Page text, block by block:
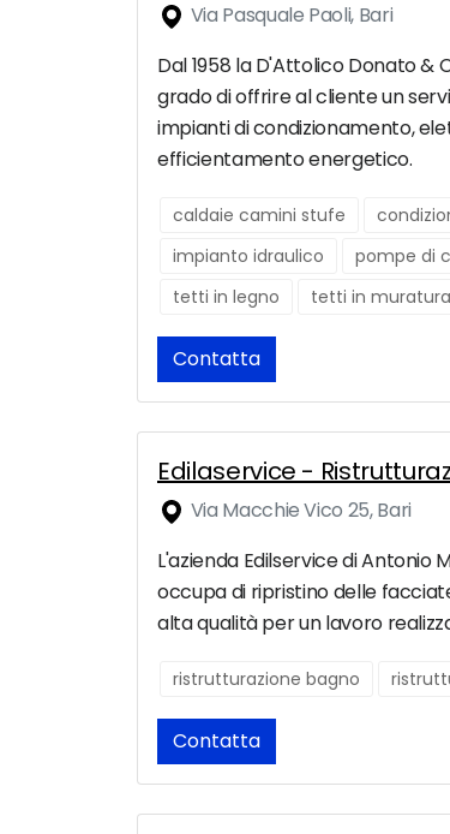
Via Pasquale Paoli, Bari
Dal 1958 la D'Attolico Donato &
grado di offrire al cliente un
impianti di condizionamento,
efficientamento energetico.
caldaie camini stufe
impianto idraulico
pompe di
tetti in legno
tetti in muratura
Contatta
Edilaservice -
Via Macchie Vico 25, Bari
L'azienda Edilservice di Antonio
occupa di ripristino delle
alta qualità per un lavoro
ristrutturazione bagno
Contatta